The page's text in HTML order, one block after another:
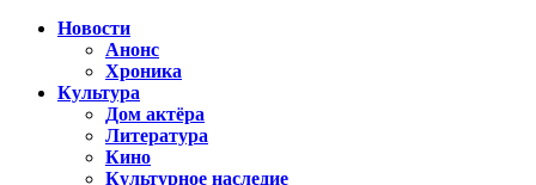
Новости
Анонс
Хроника
Культура
Дом актёра
Литература
Кино
Культурное наследие